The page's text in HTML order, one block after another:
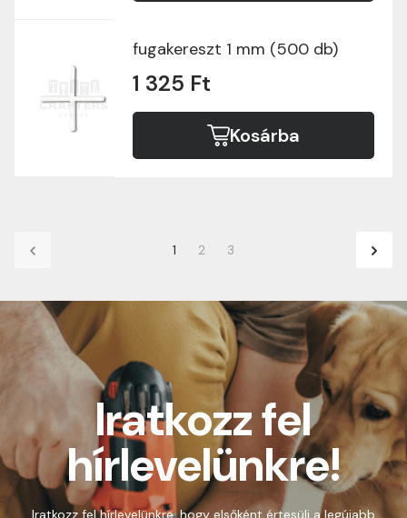
fugakereszt 1 mm (500 db)
1 325 Ft
Kosárba
1 2 3
Iratkozz fel
hírlevelünkre!
Iratkozz fel hírlevelünkre, hogy elsőként értesülj a legújabb